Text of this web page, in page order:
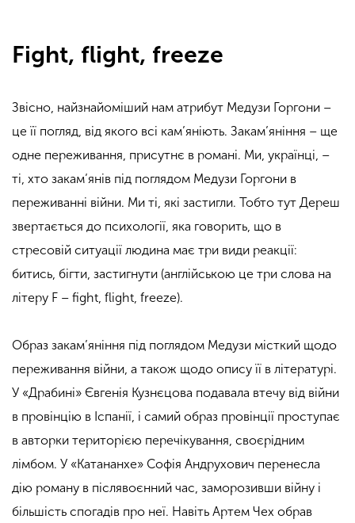
Fight, flight, freeze
Звісно, найзнайоміший нам атрибут Медузи Горгони –
це її погляд, від якого всі кам’яніють. Закам’яніння – ще
одне переживання, присутнє в романі. Ми, українці, –
ті, хто закам’янів під поглядом Медузи Горгони в
переживанні війни. Ми ті, які застигли. Тобто тут Дереш
звертається до психології, яка говорить, що в
стресовій ситуації людина має три види реакції:
битись, бігти, застигнути (англійською це три слова на
літеру F – fight, flight, freeze).
Образ закам’яніння під поглядом Медузи місткий щодо
переживання війни, а також щодо опису її в літературі.
У «Драбині» Євгенія Кузнєцова подавала втечу від війни
в провінцію в Іспанії, і самий образ провінції проступає
в авторки територією перечікування, своєрідним
лімбом. У «Катананхе» Софія Андрухович перенесла
дію роману в післявоєнний час, заморозивши війну і
більшість спогадів про неї. Навіть Артем Чех обрав